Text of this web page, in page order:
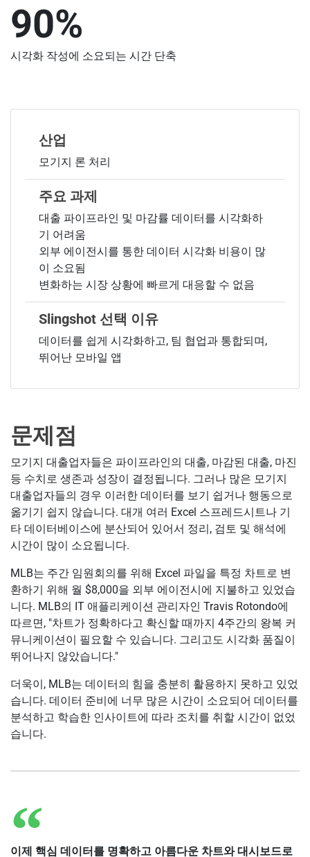
90%
시각화 작성에 소요되는 시간 단축
산업
모기지 론 처리
주요 과제
대출 파이프라인 및 마감률 데이터를 시각화하
기 어려움
외부 에이전시를 통한 데이터 시각화 비용이 많
이 소요됨
변화하는 시장 상황에 빠르게 대응할 수 없음
Slingshot 선택 이유
데이터를 쉽게 시각화하고, 팀 협업과 통합되며,
뛰어난 모바일 앱
문제점
모기지 대출업자들은 파이프라인의 대출, 마감된 대출, 마진
등 수치로 생존과 성장이 결정됩니다. 그러나 많은 모기지
대출업자들의 경우 이러한 데이터를 보기 쉽거나 행동으로
옮기기 쉽지 않습니다. 대개 여러 Excel 스프레드시트나 기
타 데이터베이스에 분산되어 있어서 정리, 검토 및 해석에
시간이 많이 소요됩니다.
MLB는 주간 임원회의를 위해 Excel 파일을 특정 차트로 변
환하기 위해 월 $8,000을 외부 에이전시에 지불하고 있었습
니다. MLB의 IT 애플리케이션 관리자인 Travis Rotondo에
따르면, "차트가 정확하다고 확신할 때까지 4주간의 왕복 커
뮤니케이션이 필요할 수 있습니다. 그리고도 시각화 품질이
뛰어나지 않았습니다."
더욱이, MLB는 데이터의 힘을 충분히 활용하지 못하고 있었
습니다. 데이터 준비에 너무 많은 시간이 소요되어 데이터를
분석하고 학습한 인사이트에 따라 조치를 취할 시간이 없었
습니다.
이제 핵심 데이터를 명확하고 아름다운 차트와 대시보드로